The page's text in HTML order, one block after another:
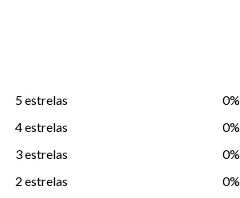
5 estrelas
0%
4 estrelas
0%
3 estrelas
0%
2 estrelas
0%